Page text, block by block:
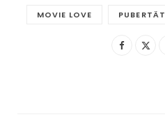
MOVIE LOVE PUBERTÄT